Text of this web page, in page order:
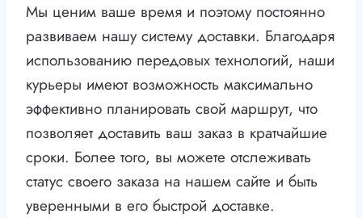
Мы ценим ваше время и поэтому постоянно
развиваем нашу систему доставки. Благодаря
использованию передовых технологий, наши
курьеры имеют возможность максимально
эффективно планировать свой маршрут, что
позволяет доставить ваш заказ в кратчайшие
сроки. Более того, вы можете отслеживать
статус своего заказа на нашем сайте и быть
уверенными в его быстрой доставке.